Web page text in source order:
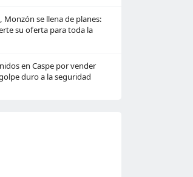
Monzón se llena de planes:
su oferta para toda la
en Caspe por vender
duro a la seguridad